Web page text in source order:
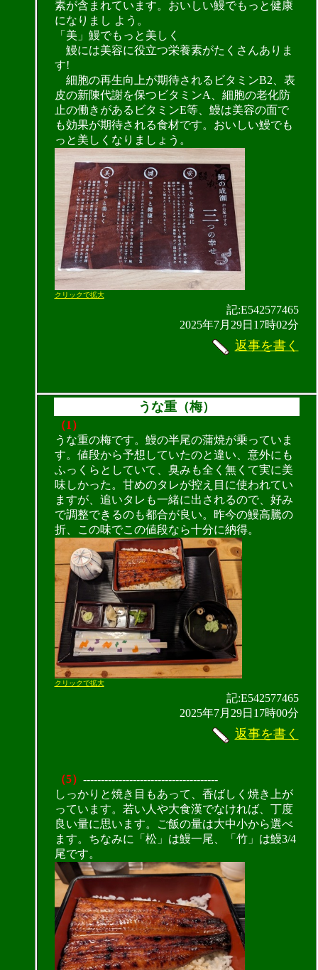
素が含まれています。おいしい鰻でもっと健康
になりまし よう。
「美」鰻でもっと美しく
鰻には美容に役立つ栄養素がたくさんありま
す!
細胞の再生向上が期待されるビタミンB2、表
皮の新陳代謝を保つビタミンA、細胞の老化防
止の働きがあるビタミンE等、鰻は美容の面で
も効果が期待される食材です。おいしい鰻でも
っと美しくなりましょう。
クリックで拡大
記:E542577465
2025年7月29日17時02分
返事を書く
うな重（梅）
（1）
うな重の梅です。鰻の半尾の蒲焼が乗っていま
す。値段から予想していたのと違い、意外にも
ふっくらとしていて、臭みも全く無くて実に美
味しかった。甘めのタレが控え目に使われてい
ますが、追いタレも一緒に出されるので、好み
で調整できるのも都合が良い。昨今の鰻高騰の
折、この味でこの値段なら十分に納得。
クリックで拡大
記:E542577465
2025年7月29日17時00分
返事を書く
（5） --------------------------------------
しっかりと焼き目もあって、香ばしく焼き上が
っています。若い人や大食漢でなければ、丁度
良い量に思います。ご飯の量は大中小から選べ
ます。ちなみに「松」は鰻一尾、「竹」は鰻3/4
尾です。